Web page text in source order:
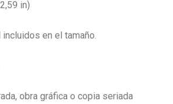
in)
en el tamaño.
obra gráfica o copia seriada